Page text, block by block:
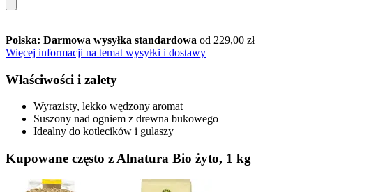
Polska: Darmowa wysyłka standardowa od 229,00 zł
Więcej informacji na temat wysyłki i dostawy
Właściwości i zalety
Wyrazisty, lekko wędzony aromat
Suszony nad ogniem z drewna bukowego
Idealny do kotlecików i gulaszy
Kupowane często z Alnatura Bio żyto, 1 kg